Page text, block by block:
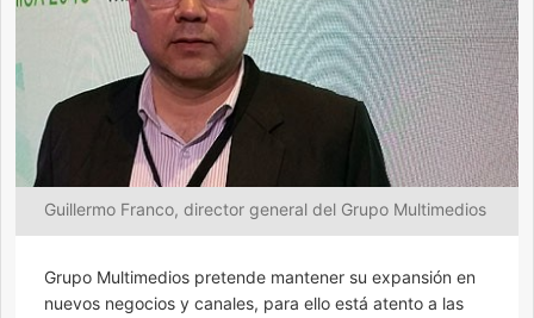
Guillermo Franco, director general del Grupo Multimedios
Grupo Multimedios pretende mantener su expansión en
nuevos negocios y canales, para ello está atento a las